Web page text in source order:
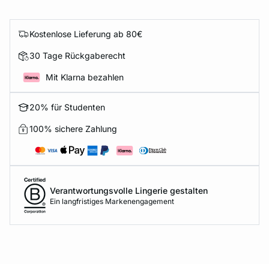
Kostenlose Lieferung ab 80€
30 Tage Rückgaberecht
Mit Klarna bezahlen
20% für Studenten
100% sichere Zahlung
Verantwortungsvolle Lingerie gestalten
Ein langfristiges Markenengagement